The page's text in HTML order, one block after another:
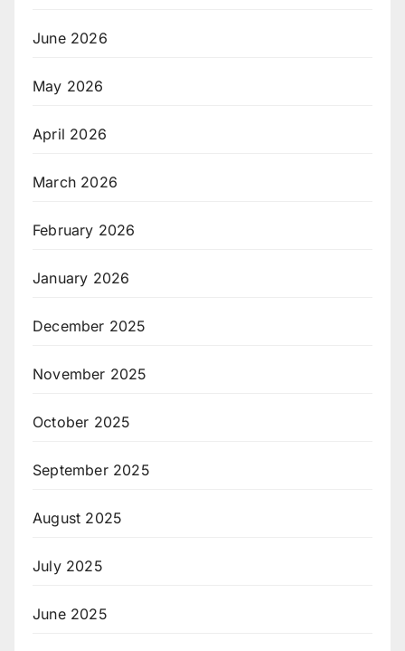
June 2026
May 2026
April 2026
March 2026
February 2026
January 2026
December 2025
November 2025
October 2025
September 2025
August 2025
July 2025
June 2025